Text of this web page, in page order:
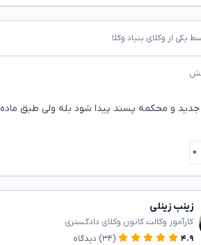
یکی از وکلای بنیاد وکلا
و محکمه پسند پیدا شود بله ولی طبق ماده ۴۷۷میتوانید
۰
زینب زینلی
کارآموز وکالت کانون وکلای دادگستری
۴.۹
(۳۴) دیدگاه